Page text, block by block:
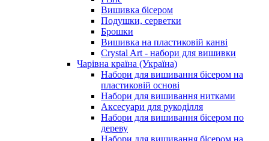
Вишивка бісером
Подушки, серветки
Брошки
Вишивка на пластиковій канві
Crystal Art - набори для вишивки
Чарівна країна (Україна)
Набори для вишивання бісером на
пластиковій основі
Набори для вишивання нитками
Аксесуари для рукоділля
Набори для вишивання бісером по
дереву
Набори для вишивання бісером на